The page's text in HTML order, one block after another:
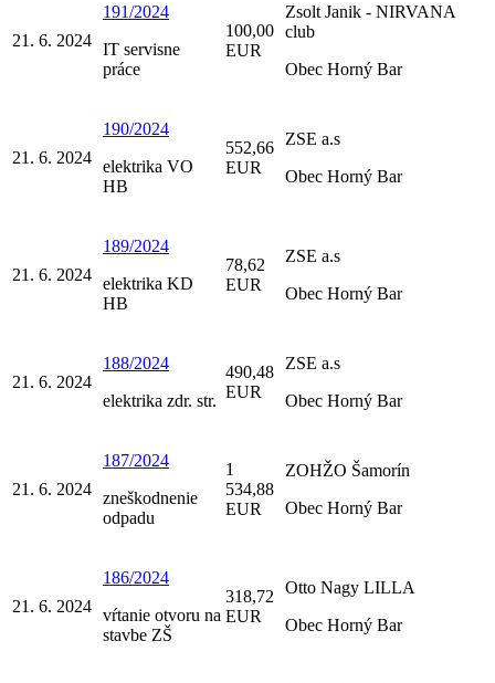
21. 6. 2024
191/2024
IT servisne
práce
100,00
EUR
Zsolt Janik - NIRVANA
club
Obec Horný Bar
21. 6. 2024
190/2024
elektrika VO
HB
552,66
EUR
ZSE a.s
Obec Horný Bar
21. 6. 2024
189/2024
elektrika KD
HB
78,62
EUR
ZSE a.s
Obec Horný Bar
21. 6. 2024
188/2024
elektrika zdr. str.
490,48
EUR
ZSE a.s
Obec Horný Bar
21. 6. 2024
187/2024
zneškodnenie
odpadu
1
534,88
EUR
ZOHŽO Šamorín
Obec Horný Bar
21. 6. 2024
186/2024
vŕtanie otvoru na
stavbe ZŠ
318,72
EUR
Otto Nagy LILLA
Obec Horný Bar